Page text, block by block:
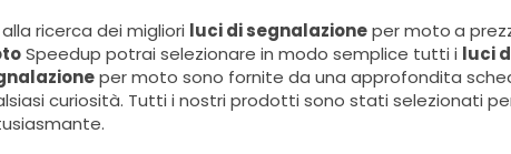
alla ricerca dei migliori luci di segnalazioneper motoa
Speedup potrai selezionare in modo semplice tutti i luci
per moto sono fornite da una approfondita
curiosità. Tutti i nostri prodotti sono stati selezionati